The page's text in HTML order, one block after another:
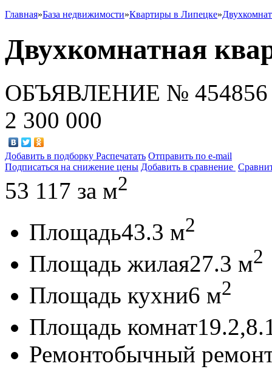
Главная»База недвижимости»Квартиры в Липецке»
Двухкомнатная
ОБЪЯВЛЕНИЕ № 454856
2 300 000
Добавить в подборку Распечатать Отправить по e-mail
Подписаться на снижение цены Добавить в сравнение
53 117 за м2
Площадь43.3 м2
Площадь жилая27.3 м2
Площадь кухни6 м2
Площадь комнат
Ремонтобычный